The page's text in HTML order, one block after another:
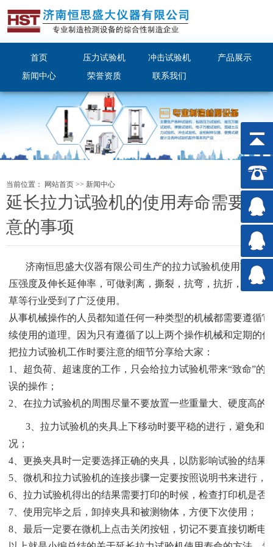
首页 压力试验机 冲击试验机
产品展示
新闻中心
荣誉资质 联系我们
当前位置： 网站首页 >> 新闻中心
延长拉力试验机的使用寿命需要注
意的事项
济南恒思盛大仪器有限公司生产的拉力试验机使用范围
压强度及伸长延伸率，可做剥离，撕裂，抗弯，抗折，压缩
草等行业受到了广泛使用。
从事机械操作的人员都知道任何一种类型的机械都需要遵循
续使用的道理。因为只有遵循了以上两个操作机械和定期的
把拉力试验机工作时要注意的细节分享给大家：
1、超负荷、超速度的工作，只会给拉力试验机带来“致命”
误的操作；
2、在拉力试验机的周围尽量不要放置一些重量大、硬度高的
3、拉力试验机的夹具上下移动时要平稳的进行，避免和
况；
4、更换夹具时一定要选择正确的夹具，以防影响试验的结果
5、微机和拉力试验机的连接步骤一定要按照说明书来进行
6、拉力试验机得出的结果需要打印的时候，检查打印机是否
7、使用完毕之后，卸掉夹具和被测物体，方便下次使用；
8、最后一定要在微机上点击关闭按钮，切记不要直接切断电